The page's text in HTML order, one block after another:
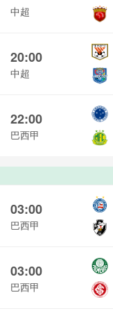
中超
20:00
中超
22:00
巴西甲
03:00
巴西甲
03:00
巴西甲